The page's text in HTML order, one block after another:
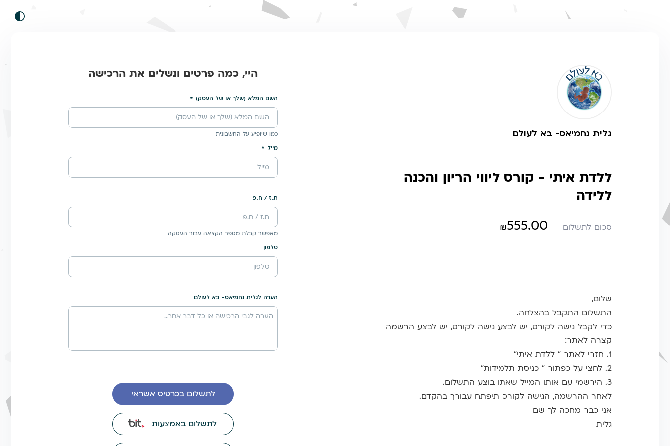
גלית נחמיאס- בא לעולם
ללדת איתי - קורס ליווי הריון והכנה
ללידה
סכום לתשלום ₪555.00
שלום,
התשלום התקבל בהצלחה.
כדי לקבל גישה לקורס, יש לבצע גישה לקורס, יש לבצע הרשמה
קצרה לאתר:
1. חזרי לאתר " ללדת איתי"
2. לחצי על כפתור " כניסת תלמידות"
3. הירשמי עם אותו המייל שאתו בוצע התשלום.
לאחר ההרשמה, הגישה לקורס תיפתח עבורך בהקדם.
אני כבר מחכה לך שם
גלית
היי, כמה פרטים ונשלים את הרכישה
השם המלא (שלך או של העסק)
כמו שיופיע על החשבונית
מייל
ת.ז / ח.פ
מאפשר קבלת מספר הקצאה עבור העסקה
טלפון
הערה לגלית נחמיאס- בא לעולם
לתשלום בכרטיס אשראי
לתשלום באמצעות